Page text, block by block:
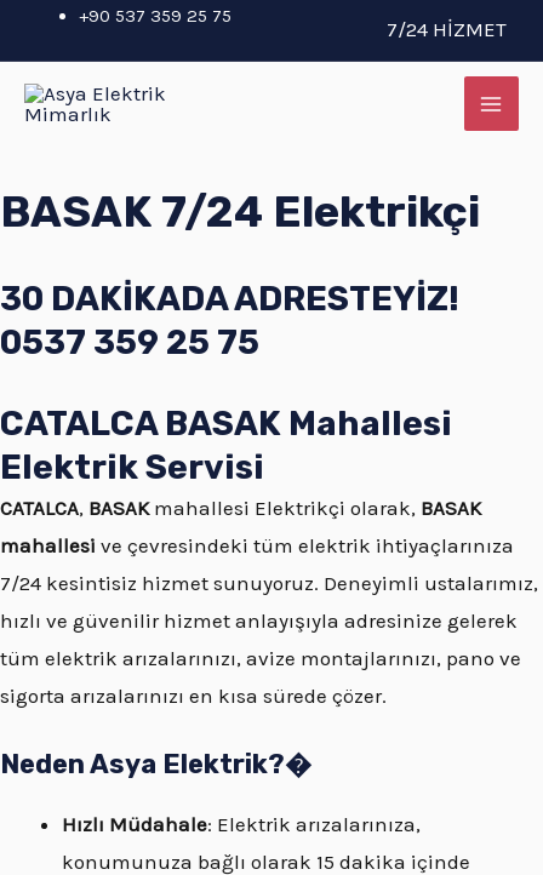
İçeriğe
atla
+90 537 359 25 75
7/24 HİZMET
BASAK 7/24 Elektrikçi
30 DAKİKADA ADRESTEYİZ!
0537 359 25 75
CATALCA BASAK Mahallesi
Elektrik Servisi
CATALCA, BASAKmahallesi Elektrikçi olarak, BASAK
mahallesi ve çevresindeki tüm elektrik ihtiyaçlarınıza
7/24 kesintisiz hizmet sunuyoruz. Deneyimli ustalarımız,
hızlı ve güvenilir hizmet anlayışıyla adresinize gelerek
tüm elektrik arızalarınızı, avize montajlarınızı, pano ve
sigorta arızalarınızı en kısa sürede çözer.
Neden Asya Elektrik?�
Hızlı Müdahale: Elektrik arızalarınıza,
konumunuza bağlı olarak 15 dakika içinde